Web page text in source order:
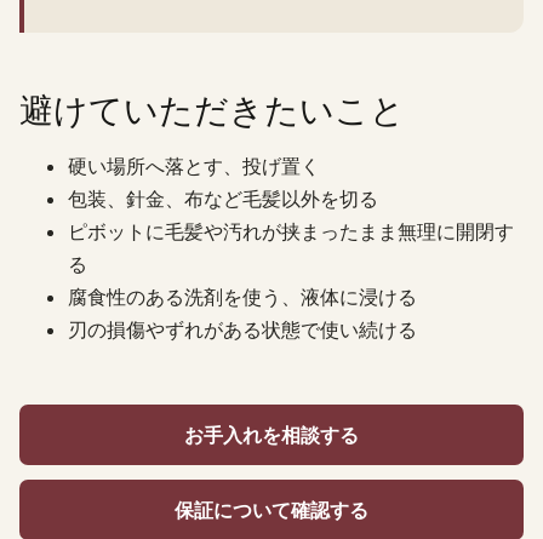
避けていただきたいこと
硬い場所へ落とす、投げ置く
包装、針金、布など毛髪以外を切る
ピボットに毛髪や汚れが挟まったまま無理に開閉す
る
腐食性のある洗剤を使う、液体に浸ける
刃の損傷やずれがある状態で使い続ける
お手入れを相談する
保証について確認する